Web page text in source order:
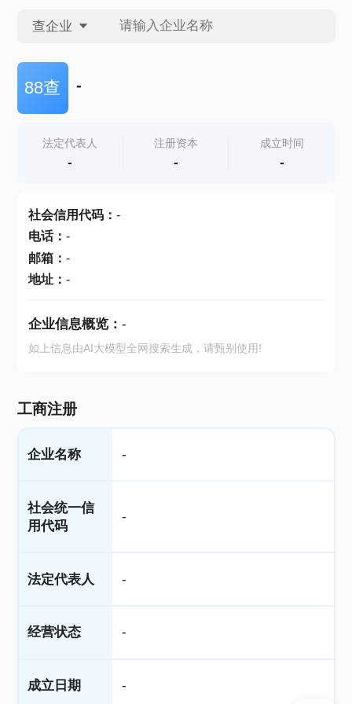
查企业
查企业
查产地
88查 -
法定代表人
-
注册资本
-
成立时间
-
社会信用代码： -
电话： -
邮箱： -
地址： -
企业信息概览： -
如上信息由AI大模型全网搜索生成，请甄别使用!
工商注册
企业名称 -
社会统一信
用代码
-
法定代表人 -
经营状态 -
成立日期 -